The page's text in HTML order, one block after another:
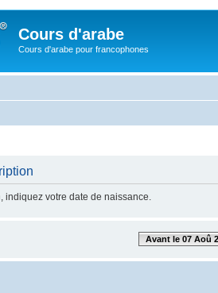
Cours d'arabe
Cours d'arabe pour francophones
indiquez votre date de naissance.
Avant le 07 Aoû